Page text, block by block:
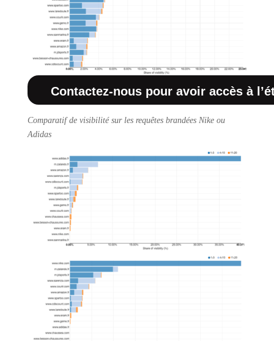
Contactez-nous pour avoir accès à
Comparatif de visibilité sur les requêtes brandées Nike ou
Adidas